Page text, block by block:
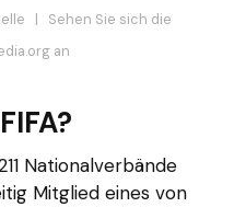
| Sehen Sie sich die
an
Nationalverbände
Mitglied eines von